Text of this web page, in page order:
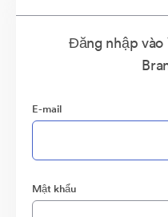
Đăng nhập vào
E-mail
Mật khẩu